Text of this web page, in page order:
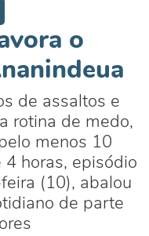
o
de assaltos e
rotina de medo,
menos 10
horas, episódio
(10), abalou
de parte